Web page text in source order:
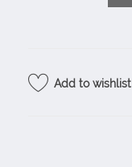
Add to wishlist